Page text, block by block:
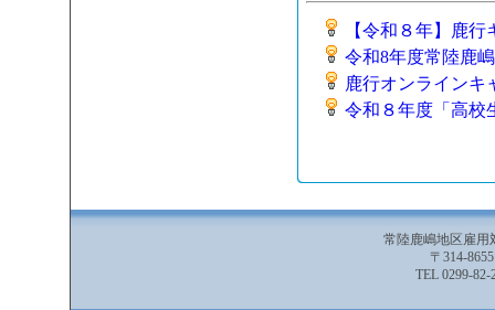
常陸鹿嶋地区雇
〒314-
TEL 0299-